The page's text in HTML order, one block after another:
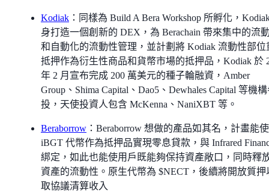
Kodiak ：同樣為 Build A Bera Workshop 所孵化，
身打造一個創新的 DEX，為 Berachain 帶來集中的流
和自動化的流動性管理，並計劃將 Kodiak 流動性部位
抵押作為衍生性商品和貨幣市場的抵押品，Kodiak 於
年 2 月宣布完成 200 萬美元的種子輪融資，Amber
Group、Shima Capital、Dao5、Dewhales Capital 等機
投，天使投資人包含 McKenna、NaniXBT 等。
Beraborrow ：Beraborrow 想做的產品如其名，計畫能使
iBGT 代幣作為抵押品實現零息貸款，與 Infrared
綁定，如此也能使用戶既能夠保持資產敞口，同時釋
資產的流動性。原生代幣為 $NECT，後續將開放質押
取協議清算收入